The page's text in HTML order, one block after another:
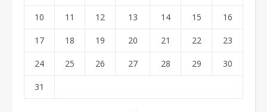
10 11 12 13 14 15 16
17 18 19 20 21 22 23
24 25 26 27 28 29 30
31